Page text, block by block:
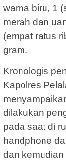
warna biru, 1
merah dan
(empat ratus
gram.
Kronologis
Kapolres
dilakukan
pada saat di
handphone
dan